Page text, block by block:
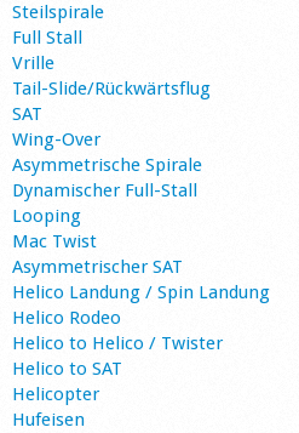
Steilspirale
Full Stall
Vrille
Tail-Slide/Rückwärtsflug
SAT
Wing-Over
Asymmetrische Spirale
Dynamischer Full-Stall
Looping
Mac Twist
Asymmetrischer SAT
Helico Landung / Spin Landung
Helico Rodeo
Helico to Helico / Twister
Helico to SAT
Helicopter
Hufeisen